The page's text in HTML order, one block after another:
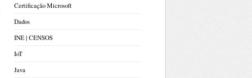
Certificação Microsoft
Dados
INE | CENSOS
IoT
Java